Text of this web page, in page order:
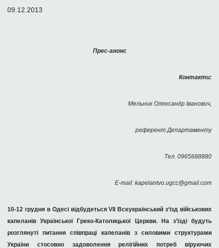
09.12.2013
Прес-анонс
Контакти:
Мельник Олександр Іванович,
референт Департаменту
Тел. 0965688880
E-mail: kapelantvo.ugcc@gmail.com
10-12 грудня в Одесі відбудетьсяV
Всеукраїнський з‘їзд військових
капеланів Української Греко-Католицької Церкви. На з’їзді будуть
розглянуті питання співпраці капеланів з силовими структурами
України стосовно задоволення релігійних потреб віруючих